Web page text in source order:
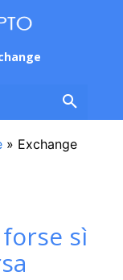
» Exchange
sì